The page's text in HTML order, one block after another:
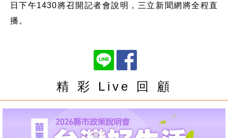
日下午1430將召開記者會說明，三立新聞網將全程直
播。
精 彩 Live 回 顧